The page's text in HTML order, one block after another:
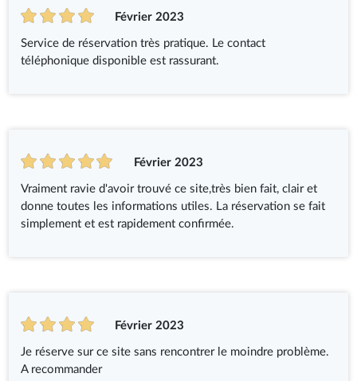
Février 2023
Service de réservation très pratique. Le contact
téléphonique disponible est rassurant.
Février 2023
Vraiment ravie d'avoir trouvé ce site,très bien fait, clair et
donne toutes les informations utiles. La réservation se fait
simplement et est rapidement confirmée.
Février 2023
Je réserve sur ce site sans rencontrer le moindre problème.
A recommander